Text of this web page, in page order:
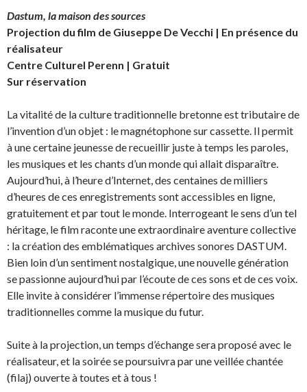
Dastum, la maison des sources
Projection du film de Giuseppe De Vecchi | En présence du
réalisateur
Centre Culturel Perenn | Gratuit
Sur réservation
La vitalité de la culture traditionnelle bretonne est tributaire de
l’invention d’un objet : le magnétophone sur cassette. Il permit
à une certaine jeunesse de recueillir juste à temps les paroles,
les musiques et les chants d’un monde qui allait disparaître.
Aujourd’hui, à l’heure d’Internet, des centaines de milliers
d’heures de ces enregistrements sont accessibles en ligne,
gratuitement et par tout le monde. Interrogeant le sens d’un tel
héritage, le film raconte une extraordinaire aventure collective
: la création des emblématiques archives sonores DASTUM.
Bien loin d’un sentiment nostalgique, une nouvelle génération
se passionne aujourd’hui par l’écoute de ces sons et de ces voix.
Elle invite à considérer l’immense répertoire des musiques
traditionnelles comme la musique du futur.
Suite à la projection, un temps d’échange sera proposé avec le
réalisateur, et la soirée se poursuivra par une veillée chantée
(filaj) ouverte à toutes et à tous !